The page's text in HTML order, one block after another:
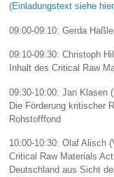
(Einladungstext siehe hier
09:00-09:10: Gerda
09:10-09:30: Christoph
Inhalt des Critical Raw
09:30-10:00: Jan Klasen
Die Förderung kritischer
Rohstofffond
10:00-10:30: Olaf Alisch
Critical Raw Materials
Deutschland aus Sicht